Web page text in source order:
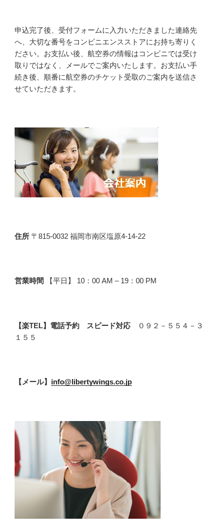
申込完了後、受付フォームに入力いただきました連絡先
へ、大切な番号をコンビニエンスストアにお持ち寄りく
ださい。お支払い後、航空券の情報はコンビニでは受け
取りではなく、メールでご案内いたします。お支払い手
続き後、順番に航空券のチケット受取のご案内を送信さ
せていただきます。
住所 〒815-0032 福岡市南区塩原4-14-22
営業時間 【平日】 10：00 AM – 19：00 PM
【楽TEL】電話予約 スピード対応
０９２－５５４－３
１５５
【メール】 info@libertywings.co.jp